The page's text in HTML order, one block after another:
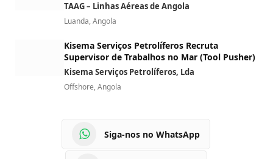
TAAG – Linhas Aéreas de Angola
Luanda, Angola
Kisema Serviços Petrolíferos Recruta
Supervisor de Trabalhos no Mar (Tool Pusher)
Kisema Serviços Petrolíferos, Lda
Offshore, Angola
Siga-nos no WhatsApp